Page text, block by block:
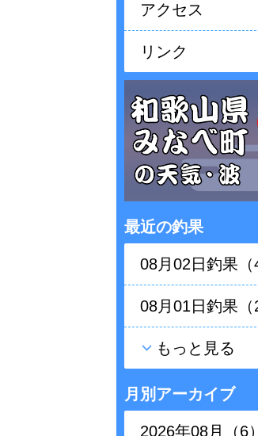
アクセス
リンク
最近の釣果
08月02日釣果（
08月01日釣果（
もっと見る
月別アーカイブ
2026年08月（6）